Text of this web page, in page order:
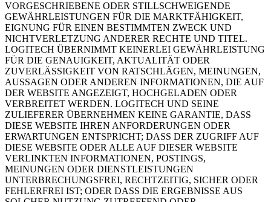
VORGESCHRIEBENE ODER STILLSCHWEIGENDE
GEWÄHRLEISTUNGEN FÜR DIE MARKTFÄHIGKEIT,
EIGNUNG FÜR EINEN BESTIMMTEN ZWECK UND
NICHTVERLETZUNG ANDERER RECHTE UND TITEL.
LOGITECH ÜBERNIMMT KEINERLEI GEWÄHRLEISTUNG
FÜR DIE GENAUIGKEIT, AKTUALITÄT ODER
ZUVERLÄSSIGKEIT VON RATSCHLÄGEN, MEINUNGEN,
AUSSAGEN ODER ANDEREN INFORMATIONEN, DIE AUF
DER WEBSITE ANGEZEIGT, HOCHGELADEN ODER
VERBREITET WERDEN. LOGITECH UND SEINE
ZULIEFERER ÜBERNEHMEN KEINE GARANTIE, DASS
DIESE WEBSITE IHREN ANFORDERUNGEN ODER
ERWARTUNGEN ENTSPRICHT; DASS DER ZUGRIFF AUF
DIESE WEBSITE ODER ALLE AUF DIESER WEBSITE
VERLINKTEN INFORMATIONEN, POSTINGS,
MEINUNGEN ODER DIENSTLEISTUNGEN
UNTERBRECHUNGSFREI, RECHTZEITIG, SICHER ODER
FEHLERFREI IST; ODER DASS DIE ERGEBNISSE AUS